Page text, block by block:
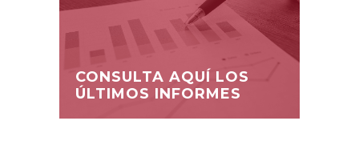
CONSULTA AQUÍ LOS
ÚLTIMOS INFORMES